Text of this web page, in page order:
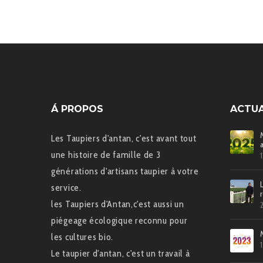
Á PROPOS
Les Taupiers d'antan, c'est avant tout
une histoire de famille de 3
générations d'artisans taupier à votre
service.
les Taupiers d'Antan,c'est aussi un
piégeage écologique reconnu pour
les cultures bio.
Le taupier d'antan, c'est un travail à